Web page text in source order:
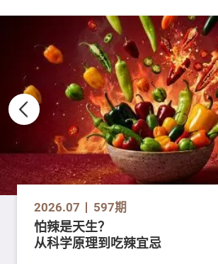
2026.07 597期
怕辣是天生？
从科学原理到吃辣宜忌